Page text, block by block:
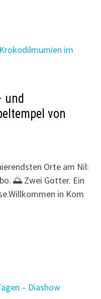
und
von
Orte am Nil:
🌅 Zwei Götter. Ein
in Kom